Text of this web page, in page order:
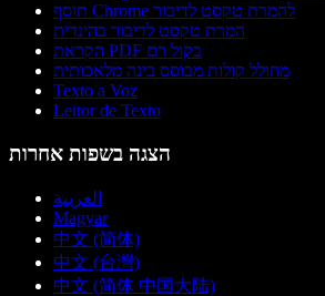
תוסף Chrome להמרת טקסט לדיבור
המרת טקסט לדיבור בהינדית
הקראת PDF בקול רם
מחולל קולות מבוסס בינה מלאכותית
Texto a Voz
Leitor de Texto
הצגה בשפות אחרות
العربية
Magyar
中文 (简体)
中文 (台灣)
中文 (简体 中国大陆)